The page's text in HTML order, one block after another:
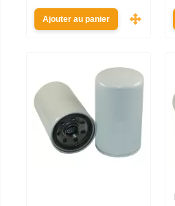
Ajouter au panier